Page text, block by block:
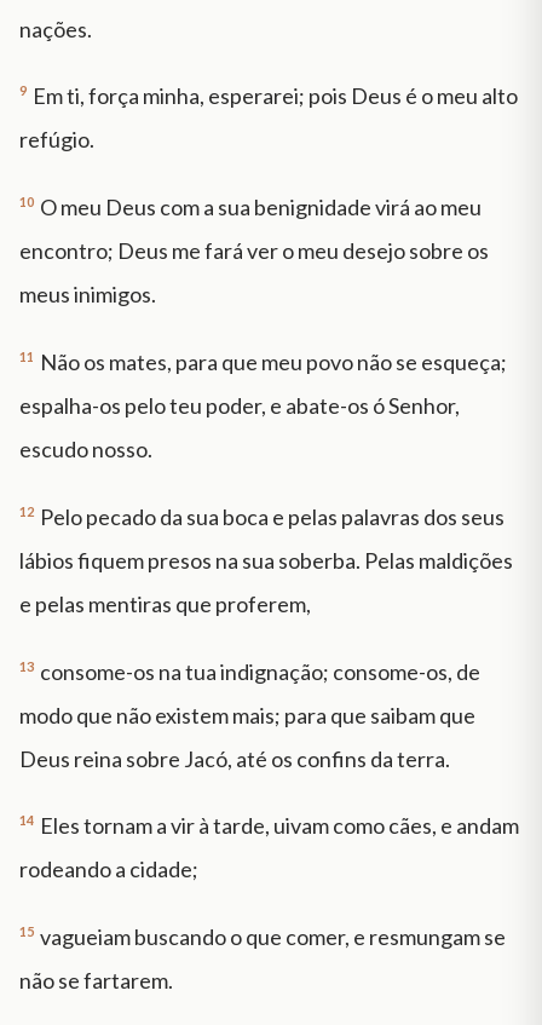
nações.
9 Em ti, força minha, esperarei; pois Deus é o meu alto
refúgio.
10 O meu Deus com a sua benignidade virá ao meu
encontro; Deus me fará ver o meu desejo sobre os
meus inimigos.
11
Não os mates, para que meu povo não se esqueça;
espalha-os pelo teu poder, e abate-os ó Senhor,
escudo nosso.
12 Pelo pecado da sua boca e pelas palavras dos seus
lábios fiquem presos na sua soberba. Pelas maldições
e pelas mentiras que proferem,
13 consome-os na tua indignação; consome-os, de
modo que não existem mais; para que saibam que
Deus reina sobre Jacó, até os confins da terra.
14 Eles tornam a vir à tarde, uivam como cães, e andam
rodeando a cidade;
15 vagueiam buscando o que comer, e resmungam se
não se fartarem.